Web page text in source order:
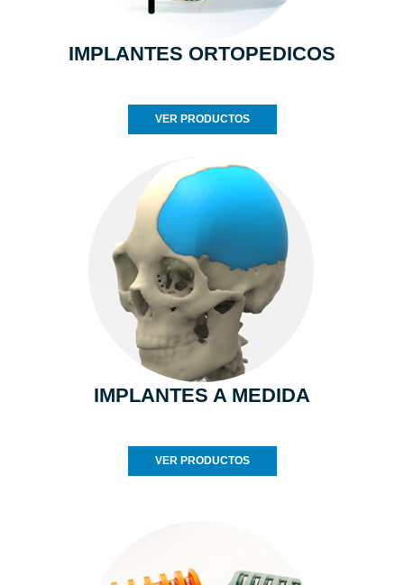
IMPLANTES ORTOPEDICOS
VER PRODUCTOS
IMPLANTES A MEDIDA
VER PRODUCTOS